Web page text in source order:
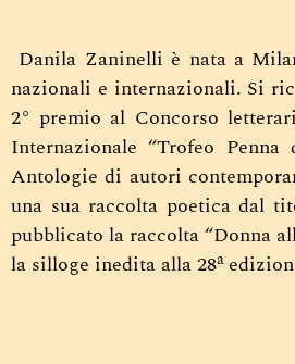
Danila Zaninelli è nata a
nazionali e internazionali. Si
2° premio al Concorso
Internazionale “Trofeo
Antologie di autori
una sua raccolta poetica dal
pubblicato la raccolta “Donna
la silloge inedita alla 28a